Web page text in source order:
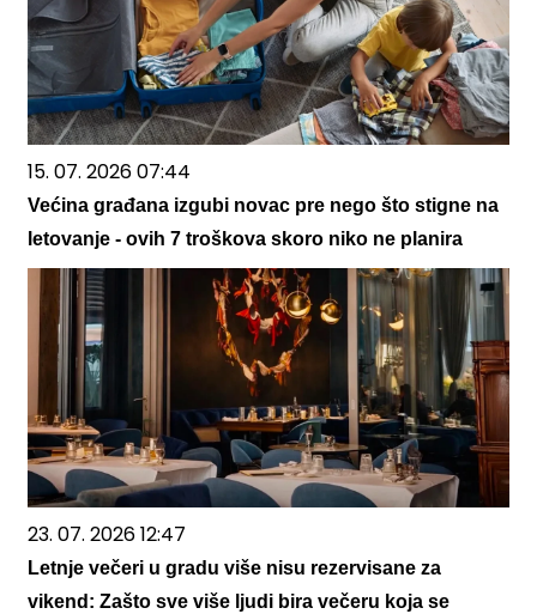
15. 07. 2026 07:44
Većina građana izgubi novac pre nego što stigne na
letovanje - ovih 7 troškova skoro niko ne planira
23. 07. 2026 12:47
Letnje večeri u gradu više nisu rezervisane za
vikend: Zašto sve više ljudi bira večeru koja se